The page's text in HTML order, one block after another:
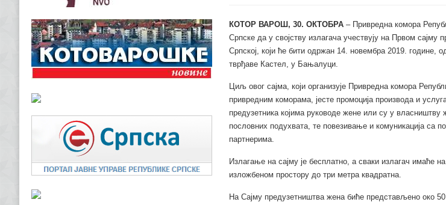
КОТОР ВАРОШ, 30. ОКТОБРА– Привредна комора
Српске да у својству излагача учествују на Првом сајму
Српској, који ће бити одржан 14. новембра 2019. године,
тврђаве Кастел, у Бањалуци.
Циљ овог сајма, који организује Привредна комора
привредним коморама, јесте промоција производа и
предузетника којима руководе жене или су у власништву
пословних подухвата, те повезивање и комуникација са
партнерима.
Излагање на сајму је бесплатно, а сваки излагач имаће
изложбеном простору до три метра квадратна.
На Сајму предузетништва жена биће представљено око